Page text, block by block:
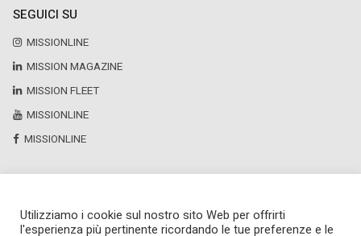
SEGUICI SU
MISSIONLINE
MISSION MAGAZINE
MISSION FLEET
MISSIONLINE
MISSIONLINE
Copyright © 2025 by Newsteca
P.Iva 13171520151
Utilizziamo i cookie sul nostro sito Web per offrirti
l'esperienza più pertinente ricordando le tue preferenze e le